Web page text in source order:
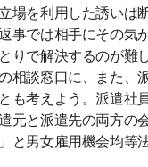
を利用した誘いは
事では相手にその気
りで解決するのが難
相談窓口に、また、
も考えよう。派遣社
元と派遣先の両方の
と男女雇用機会均等